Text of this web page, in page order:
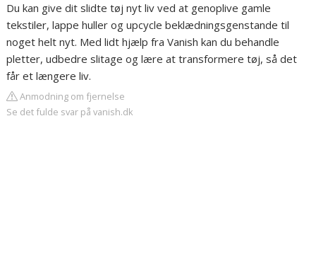
Du kan give dit slidte tøj nyt liv ved at genoplive gamle
tekstiler, lappe huller og upcycle beklædningsgenstande til
noget helt nyt. Med lidt hjælp fra Vanish kan du behandle
pletter, udbedre slitage og lære at transformere tøj, så det
får et længere liv.
Anmodning om fjernelse
Se det fulde svar på vanish.dk